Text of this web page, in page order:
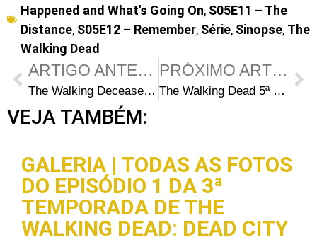
Happened and What's Going On, S05E11 – The
Distance, S05E12 – Remember, Série, Sinopse, The
Walking Dead
ARTIGO ANTERIOR
The Walking Deceased | Filme paródia de The Walking Dead tem data de estreia
PRÓXIMO ARTIGO
The Walking Dead 5ª Temporada: Novo trailer da volta da série
VEJA TAMBÉM:
GALERIA | TODAS AS FOTOS
DO EPISÓDIO 1 DA 3ª
TEMPORADA DE THE
WALKING DEAD: DEAD CITY